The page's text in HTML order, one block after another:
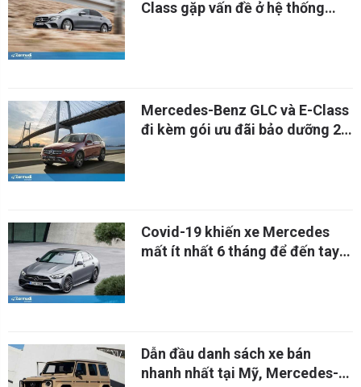
Class gặp vấn đề ở hệ thống
Mercedes-Benz GLC và E-Class
đi kèm gói ưu đãi bảo dưỡng 2
Covid-19 khiến xe Mercedes
mất ít nhất 6 tháng để đến tay
Dẫn đầu danh sách xe bán
nhanh nhất tại Mỹ, Mercedes-